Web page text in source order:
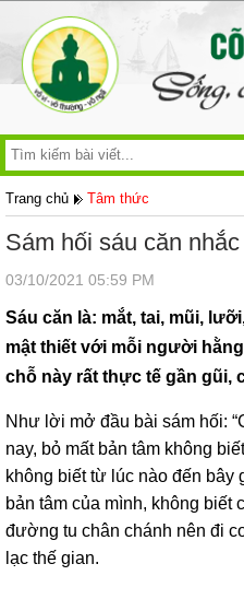
Trang chủ Tâm thức
Sám hối sáu căn
03/10/2021 05:59 PM
Sáu căn là: mắt, tai, mũi,
mật thiết với mỗi người
chỗ này rất thực tế gần gũi,
Như lời mở đầu bài sám hối:
nay, bỏ mất bản tâm không
không biết từ lúc nào đến bây
bản tâm của mình, không biết
đường tu chân chánh nên đi
lạc thế gian.